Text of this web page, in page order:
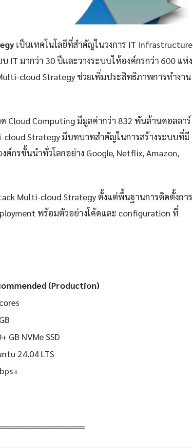
เป็นเทคโนโลยีที่สำคัญในวงการ IT Infrastructure
IT มากว่า 30 ปีและวางระบบให้องค์กรกว่า 600 แห่ง
cloud Strategy ช่วยเพิ่มประสิทธิภาพการทำงาน
Cloud Computing มีมูลค่ากว่า 832 พันล้านดอลลาร์
cloud Strategy มีบทบาทสำคัญในการสร้างระบบที่มี
กรชั้นนำทั่วโลกอย่าง Google, Netflix, Amazon,
Multi-cloud Strategy ตั้งแต่พื้นฐานการติดตั้งการ
พร้อมตัวอย่างโค้ดและ configuration ที่
(Production)
GB NVMe SSD
24.04 LTS